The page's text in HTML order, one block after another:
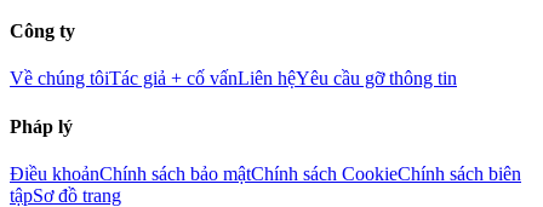
Công ty
Về chúng tôiTác giả + cố vấnLiên hệYêu cầu gỡ thông tin
Pháp lý
Điều khoảnChính sách bảo mậtChính sách CookieChính sách biên
tậpSơ đồ trang